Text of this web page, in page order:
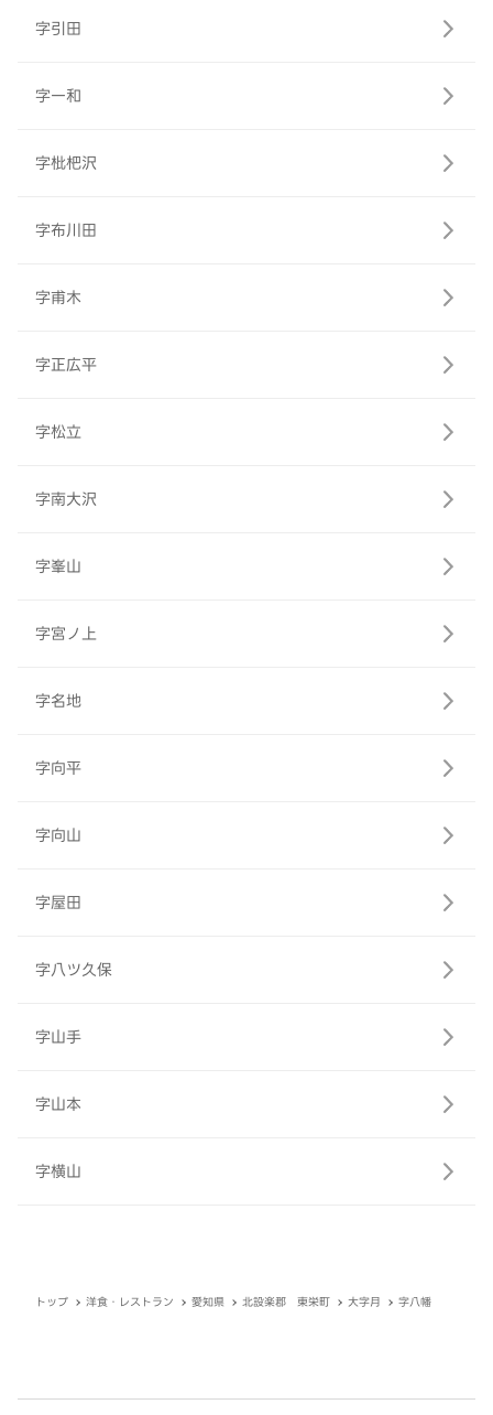
字引田
字一和
字枇杷沢
字布川田
字甫木
字正広平
字松立
字南大沢
字峯山
字宮ノ上
字名地
字向平
字向山
字屋田
字八ツ久保
字山手
字山本
字横山
トップ 洋食・レストラン 愛知県 北設楽郡 東栄町 大字月 字八幡